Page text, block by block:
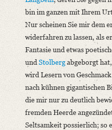
bin im ganzen mit Ihrem
Nur scheinen Sie mir dem
widerfahren zu lassen, als
Fantasie und etwas
undStolbergabgeborgt
wird Lesern von
nach kühnen gigantischen
die mir nur zu deutlich
fremden Heerde
Seltsamkeit possierlich; so